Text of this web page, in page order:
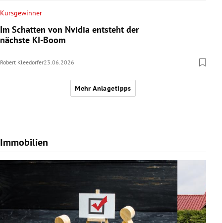
Kursgewinner
Im Schatten von Nvidia entsteht der
nächste KI-Boom
Robert Kleedorfer23.06.2026
Mehr Anlagetipps
Immobilien
Slide 1 von 7